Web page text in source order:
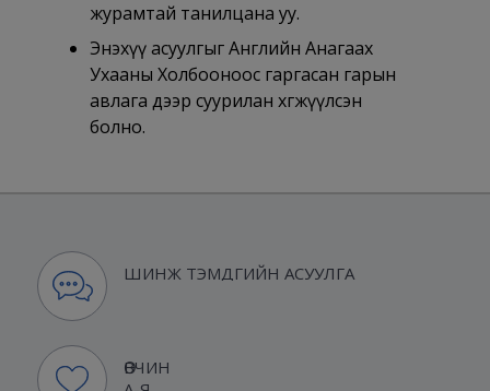
журамтай танилцана уу.
Энэхүү асуулгыг Английн Анагаах
Ухааны Холбооноос гаргасан гарын
авлага дээр суурилан хөгжүүлсэн
болно.
ШИНЖ ТЭМДГИЙН АСУУЛГА
ӨВЧИН